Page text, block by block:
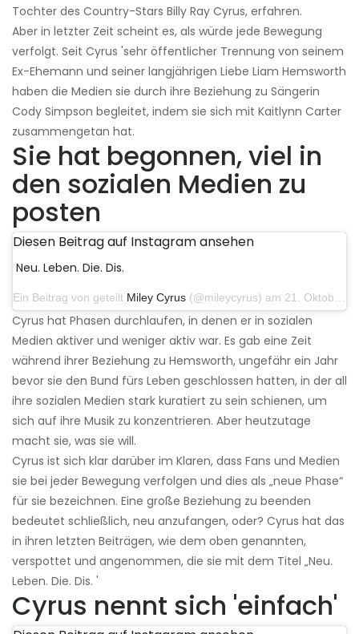
Tochter des Country-Stars Billy Ray Cyrus, erfahren.
Aber in letzter Zeit scheint es, als würde jede Bewegung
verfolgt. Seit Cyrus 'sehr öffentlicher Trennung von seinem
Ex-Ehemann und seiner langjährigen Liebe Liam Hemsworth
haben die Medien sie durch ihre Beziehung zu Sängerin
Cody Simpson begleitet, indem sie sich mit Kaitlynn Carter
zusammengetan hat.
Sie hat begonnen, viel in
den sozialen Medien zu
posten
Diesen Beitrag auf Instagram ansehen
Neu. Leben. Die. Dis.
Ein Beitrag von geteilt Miley Cyrus (@mileycyrus) am 21. Oktober 2019 um 12:31 Uhr PDT
Cyrus hat Phasen durchlaufen, in denen er in sozialen
Medien aktiver und weniger aktiv war. Es gab eine Zeit
während ihrer Beziehung zu Hemsworth, ungefähr ein Jahr
bevor sie den Bund fürs Leben geschlossen hatten, in der all
ihre sozialen Medien stark kuratiert zu sein schienen, um
sich auf ihre Musik zu konzentrieren. Aber heutzutage
macht sie, was sie will.
Cyrus ist sich klar darüber im Klaren, dass Fans und Medien
sie bei jeder Bewegung verfolgen und dies als „neue Phase“
für sie bezeichnen. Eine große Beziehung zu beenden
bedeutet schließlich, neu anzufangen, oder? Cyrus hat das
in ihren letzten Beiträgen, wie dem oben genannten,
verspottet und angenommen, die sie mit dem Titel „Neu.
Leben. Die. Dis. '
Cyrus nennt sich 'einfach'